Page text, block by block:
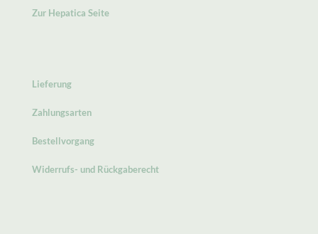
Zur Hepatica Seite
Lieferung
Zahlungsarten
Bestellvorgang
Widerrufs- und Rückgaberecht